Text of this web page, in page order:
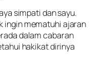
simpati dan sayu.
ingin mematuhi ajaran
dalam cabaran
hakikat dirinya